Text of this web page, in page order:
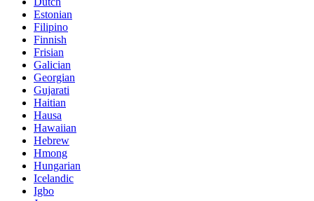
Estonian
Filipino
Finnish
Frisian
Galician
Georgian
Gujarati
Haitian
Hausa
Hawaiian
Hebrew
Hmong
Hungarian
Icelandic
Igbo